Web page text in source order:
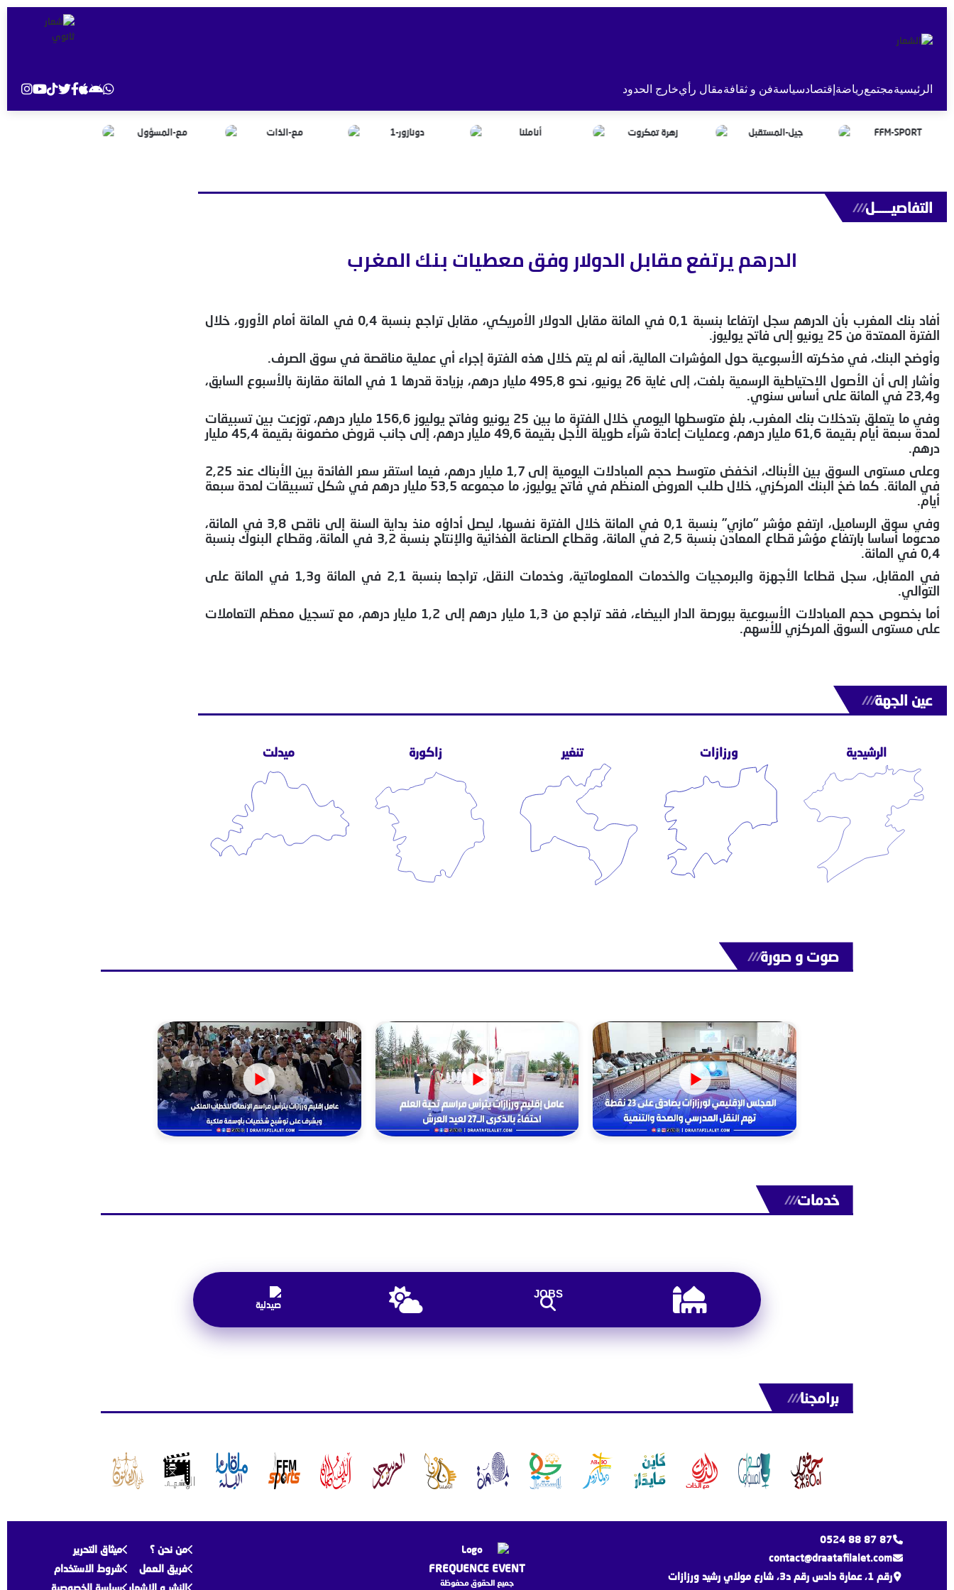
الرئيسيةمجتمعرياضة إقتصادسياسةفن و ثقافةمقال رأيخارج الحدود
التفاصيــــــل///
الدرهم يرتفع مقابل الدولار وفق معطيات بنك المغرب
أفاد بنك المغرب بأن الدرهم سجل ارتفاعا بنسبة 0,1 في المائة مقابل الدولار الأمريكي، مقابل تراجع بنسبة 0,4 في المائة أمام الأورو، خلال
الفترة الممتدة من 25 يونيو إلى فاتح يوليوز.
وأوضح البنك، في مذكرته الأسبوعية حول المؤشرات المالية، أنه لم يتم خلال هذه الفترة إجراء أي عملية مناقصة في سوق الصرف.
وأشار إلى أن الأصول الاحتياطية الرسمية بلغت، إلى غاية 26 يونيو، نحو 495,8 مليار درهم، بزيادة قدرها 1 في المائة مقارنة بالأسبوع السابق،
و23,4 في المائة على أساس سنوي.
وفي ما يتعلق بتدخلات بنك المغرب، بلغ متوسطها اليومي خلال الفترة ما بين 25 يونيو وفاتح يوليوز 156,6 مليار درهم، توزعت بين تسبيقات
لمدة سبعة أيام بقيمة 61,6 مليار درهم، وعمليات إعادة شراء طويلة الأجل بقيمة 49,6 مليار درهم، إلى جانب قروض مضمونة بقيمة 45,4 مليار
درهم.
وعلى مستوى السوق بين الأبناك، انخفض متوسط حجم المبادلات اليومية إلى 1,7 مليار درهم، فيما استقر سعر الفائدة بين الأبناك عند 2,25
في المائة. كما ضخ البنك المركزي، خلال طلب العروض المنظم في فاتح يوليوز، ما مجموعه 53,5 مليار درهم في شكل تسبيقات لمدة سبعة
أيام.
وفي سوق الرساميل، ارتفع مؤشر “مازي” بنسبة 0,1 في المائة خلال الفترة نفسها، ليصل أداؤه منذ بداية السنة إلى ناقص 3,8 في المائة،
مدعوما أساسا بارتفاع مؤشر قطاع المعادن بنسبة 2,5 في المائة، وقطاع الصناعة الغذائية والإنتاج بنسبة 3,2 في المائة، وقطاع البنوك بنسبة
0,4 في المائة.
في المقابل، سجل قطاعا الأجهزة والبرمجيات والخدمات المعلوماتية، وخدمات النقل، تراجعا بنسبة 2,1 في المائة و1,3 في المائة على
التوالي.
أما بخصوص حجم المبادلات الأسبوعية ببورصة الدار البيضاء، فقد تراجع من 1,3 مليار درهم إلى 1,2 مليار درهم، مع تسجيل معظم التعاملات
على مستوى السوق المركزي للأسهم.
عين الجهة///
الرشيدية ورزازات تنغير زاكورة ميدلت
صوت و صورة///
خدمات///
JOBS
برامجنا///
0524 88 87 87
contact@draatafilalet.com
رقم 1، عمارة دادس رقم د3، شارع مولاي رشيد ورزازات
FREQUENCE EVENT
جميع الحقوق محفوظة
من نحن ؟
فريق العمل
ميثاق التحرير
شروط الاستخدام